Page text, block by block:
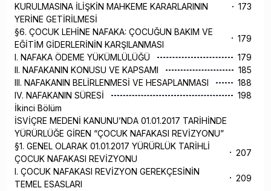
KURULMASINA İLİŞKİN MAHKEME KARARLARININ
YERİNE GETİRİLMESİ
173
§6. ÇOCUK LEHİNE NAFAKA: ÇOCUĞUN BAKIM VE
EĞİTİM GİDERLERİNİN KARŞILANMASI
179
I. NAFAKA ÖDEME YÜKÜMLÜLÜĞÜ
179
II. NAFAKANIN KONUSU VE KAPSAMI
185
III. NAFAKANIN BELİRLENMESİ VE HESAPLANMASI
188
IV. NAFAKANIN SÜRESİ
198
İkinci Bölüm
İSVİÇRE MEDENİ KANUNU’NDA 01.01.2017 TARİHİNDE
YÜRÜRLÜĞE GİREN “ÇOCUK NAFAKASI REVİZYONU”
§1. GENEL OLARAK 01.01.2017 YÜRÜRLÜK TARİHLİ
ÇOCUK NAFAKASI REVİZYONU
207
I. ÇOCUK NAFAKASI REVİZYON GEREKÇESİNİN
TEMEL ESASLARI
209